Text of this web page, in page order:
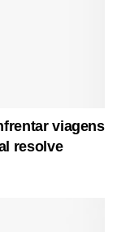
viagens
resolve